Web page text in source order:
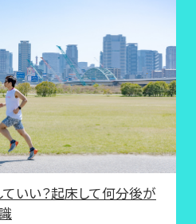
ていい？起床して何分後が